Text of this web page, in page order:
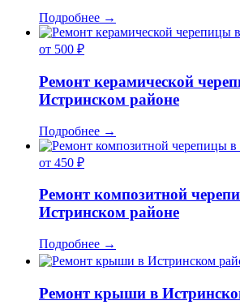
Подробнее →
от 500 ₽
Ремонт керамической
Истринском районе
Подробнее →
от 450 ₽
Ремонт композитной
Истринском районе
Подробнее →
Ремонт крыши в